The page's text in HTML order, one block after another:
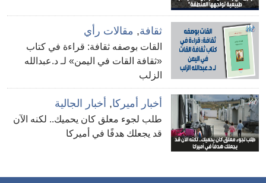
ثقافة, مقالات رأي
القات بوصفه ثقافة: قراءة في كتاب
«ثقافة القات في اليمن» لـ د.عبدالله
الزلب
أخبار أميركا, أخبار الجالية
طلب لجوء معلق كان يحميك.. لكنه الآن
قد يجعلك هدفًا في أميركا